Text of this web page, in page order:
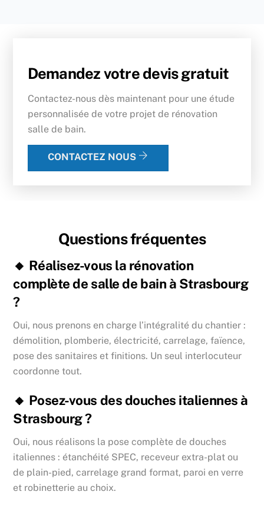
Demandez votre devis gratuit
Contactez-nous dès maintenant pour une étude
personnalisée de votre projet de rénovation
salle de bain.
CONTACTEZ NOUS
Questions fréquentes
🔸 Réalisez-vous la rénovation
complète de salle de bain à Strasbourg
?
Oui, nous prenons en charge l’intégralité du chantier :
démolition, plomberie, électricité, carrelage, faïence,
pose des sanitaires et finitions. Un seul interlocuteur
coordonne tout.
🔸 Posez-vous des douches italiennes à
Strasbourg ?
Oui, nous réalisons la pose complète de douches
italiennes : étanchéité SPEC, receveur extra-plat ou
de plain-pied, carrelage grand format, paroi en verre
et robinetterie au choix.